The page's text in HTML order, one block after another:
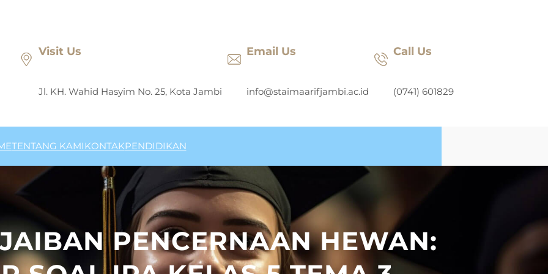
Visit Us
Jl. KH. Wahid Hasyim No. 25, Kota Jambi
Email Us
info@staimaarifjambi.ac.id
Call Us
(0741) 601829
TENTANG KAMIKONTAKPENDIDIKAN
PENCERNAAN HEWAN: